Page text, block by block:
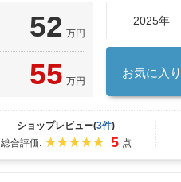
52 万円
55 万円
2025年
お気に入
ショップレビュー(3件)
総合評価:
5 点